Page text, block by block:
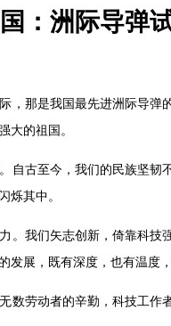
：洲际导弹
，那是我国最先进洲际导
大的祖国。
自古至今，我们的民族坚
烁其中。
。我们矢志创新，倚靠科技
展，既有深度，也有温度
数劳动者的辛勤，科技工